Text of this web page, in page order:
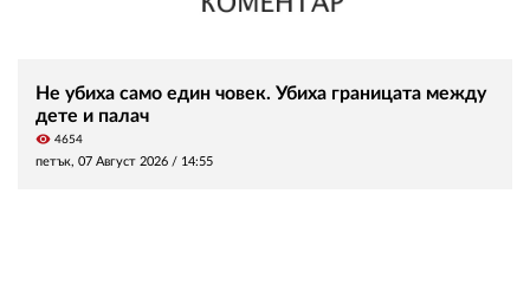
Не убиха само един човек. Убиха границата между
дете и палач
visibility 4654
петък, 07 Август 2026 / 14:55